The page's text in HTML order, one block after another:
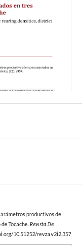
productivos de
Tocache. Revista De
10.51252/revza.v2i2.357